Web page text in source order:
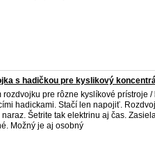
s hadičkou pre kyslikový
rozdvojku pre rôzne kyslíkové prístroje
hadickami. Stačí len napojiť.
Šetrite tak elektrinu aj čas.
Možný je aj osobný